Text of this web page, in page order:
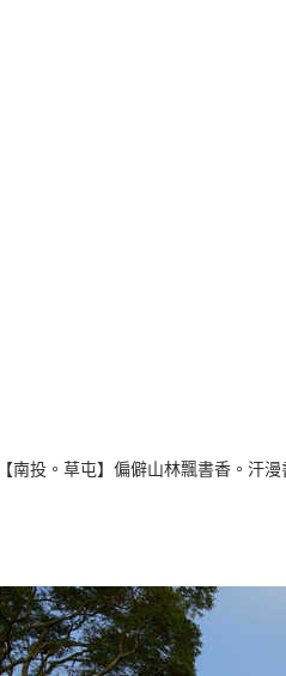
【南投。草屯】偏僻山林飄書香。汗